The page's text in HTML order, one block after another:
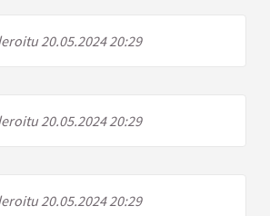
20.05.2024 20:29
20.05.2024 20:29
20.05.2024 20:29